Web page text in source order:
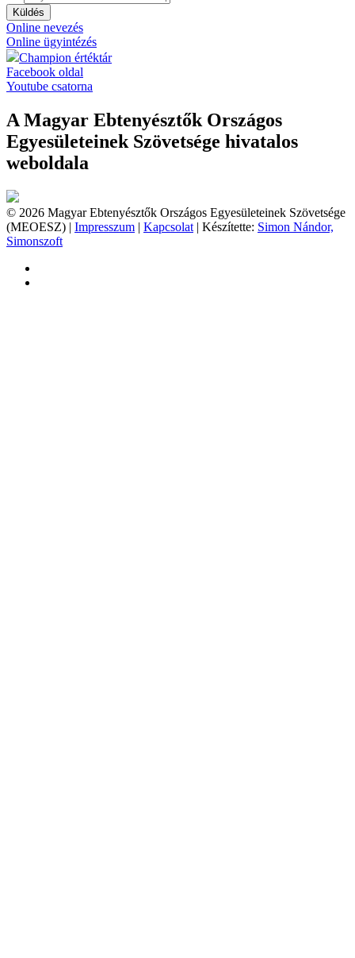
Küldés
Online nevezés
Online ügyintézés
Champion értéktár
Facebook oldal
Youtube csatorna
A Magyar Ebtenyésztők Országos
Egyesületeinek Szövetsége hivatalos
weboldala
© 2026 Magyar Ebtenyésztők Országos Egyesületeinek Szövetsége
(MEOESZ) | Impresszum | Kapcsolat | Készítette: Simon Nándor,
Simonszoft